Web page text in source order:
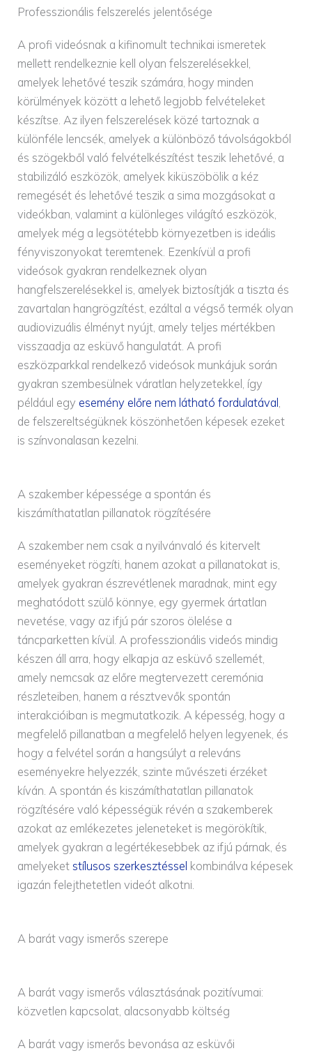
Professzionális felszerelés jelentősége
A profi videósnak a kifinomult technikai ismeretek
mellett rendelkeznie kell olyan felszerelésekkel,
amelyek lehetővé teszik számára, hogy minden
körülmények között a lehető legjobb felvételeket
készítse. Az ilyen felszerelések közé tartoznak a
különféle lencsék, amelyek a különböző távolságokból
és szögekből való felvételkészítést teszik lehetővé, a
stabilizáló eszközök, amelyek kiküszöbölik a kéz
remegését és lehetővé teszik a sima mozgásokat a
videókban, valamint a különleges világító eszközök,
amelyek még a legsötétebb környezetben is ideális
fényviszonyokat teremtenek. Ezenkívül a profi
videósok gyakran rendelkeznek olyan
hangfelszerelésekkel is, amelyek biztosítják a tiszta és
zavartalan hangrögzítést, ezáltal a végső termék olyan
audiovizuális élményt nyújt, amely teljes mértékben
visszaadja az esküvő hangulatát. A profi
eszközparkkal rendelkező videósok munkájuk során
gyakran szembesülnek váratlan helyzetekkel, így
például egy esemény előre nem látható fordulatával
de felszereltségüknek köszönhetően képesek ezeket
is színvonalasan kezelni.
A szakember képessége a spontán és
kiszámíthatatlan pillanatok rögzítésére
A szakember nem csak a nyilvánvaló és kitervelt
eseményeket rögzíti, hanem azokat a pillanatokat is,
amelyek gyakran észrevétlenek maradnak, mint egy
meghatódott szülő könnye, egy gyermek ártatlan
nevetése, vagy az ifjú pár szoros ölelése a
táncparketten kívül. A professzionális videós mindig
készen áll arra, hogy elkapja az esküvő szellemét,
amely nemcsak az előre megtervezett ceremónia
részleteiben, hanem a résztvevők spontán
interakcióiban is megmutatkozik. A képesség, hogy a
megfelelő pillanatban a megfelelő helyen legyenek, és
hogy a felvétel során a hangsúlyt a releváns
eseményekre helyezzék, szinte művészeti érzéket
kíván. A spontán és kiszámíthatatlan pillanatok
rögzítésére való képességük révén a szakemberek
azokat az emlékezetes jeleneteket is megörökítik,
amelyek gyakran a legértékesebbek az ifjú párnak, és
amelyeketstílusos szerkesztéssel kombinálva képesek
igazán felejthetetlen videót alkotni.
A barát vagy ismerős szerepe
A barát vagy ismerős választásának pozitívumai:
közvetlen kapcsolat, alacsonyabb költség
A barát vagy ismerős bevonása az esküvői